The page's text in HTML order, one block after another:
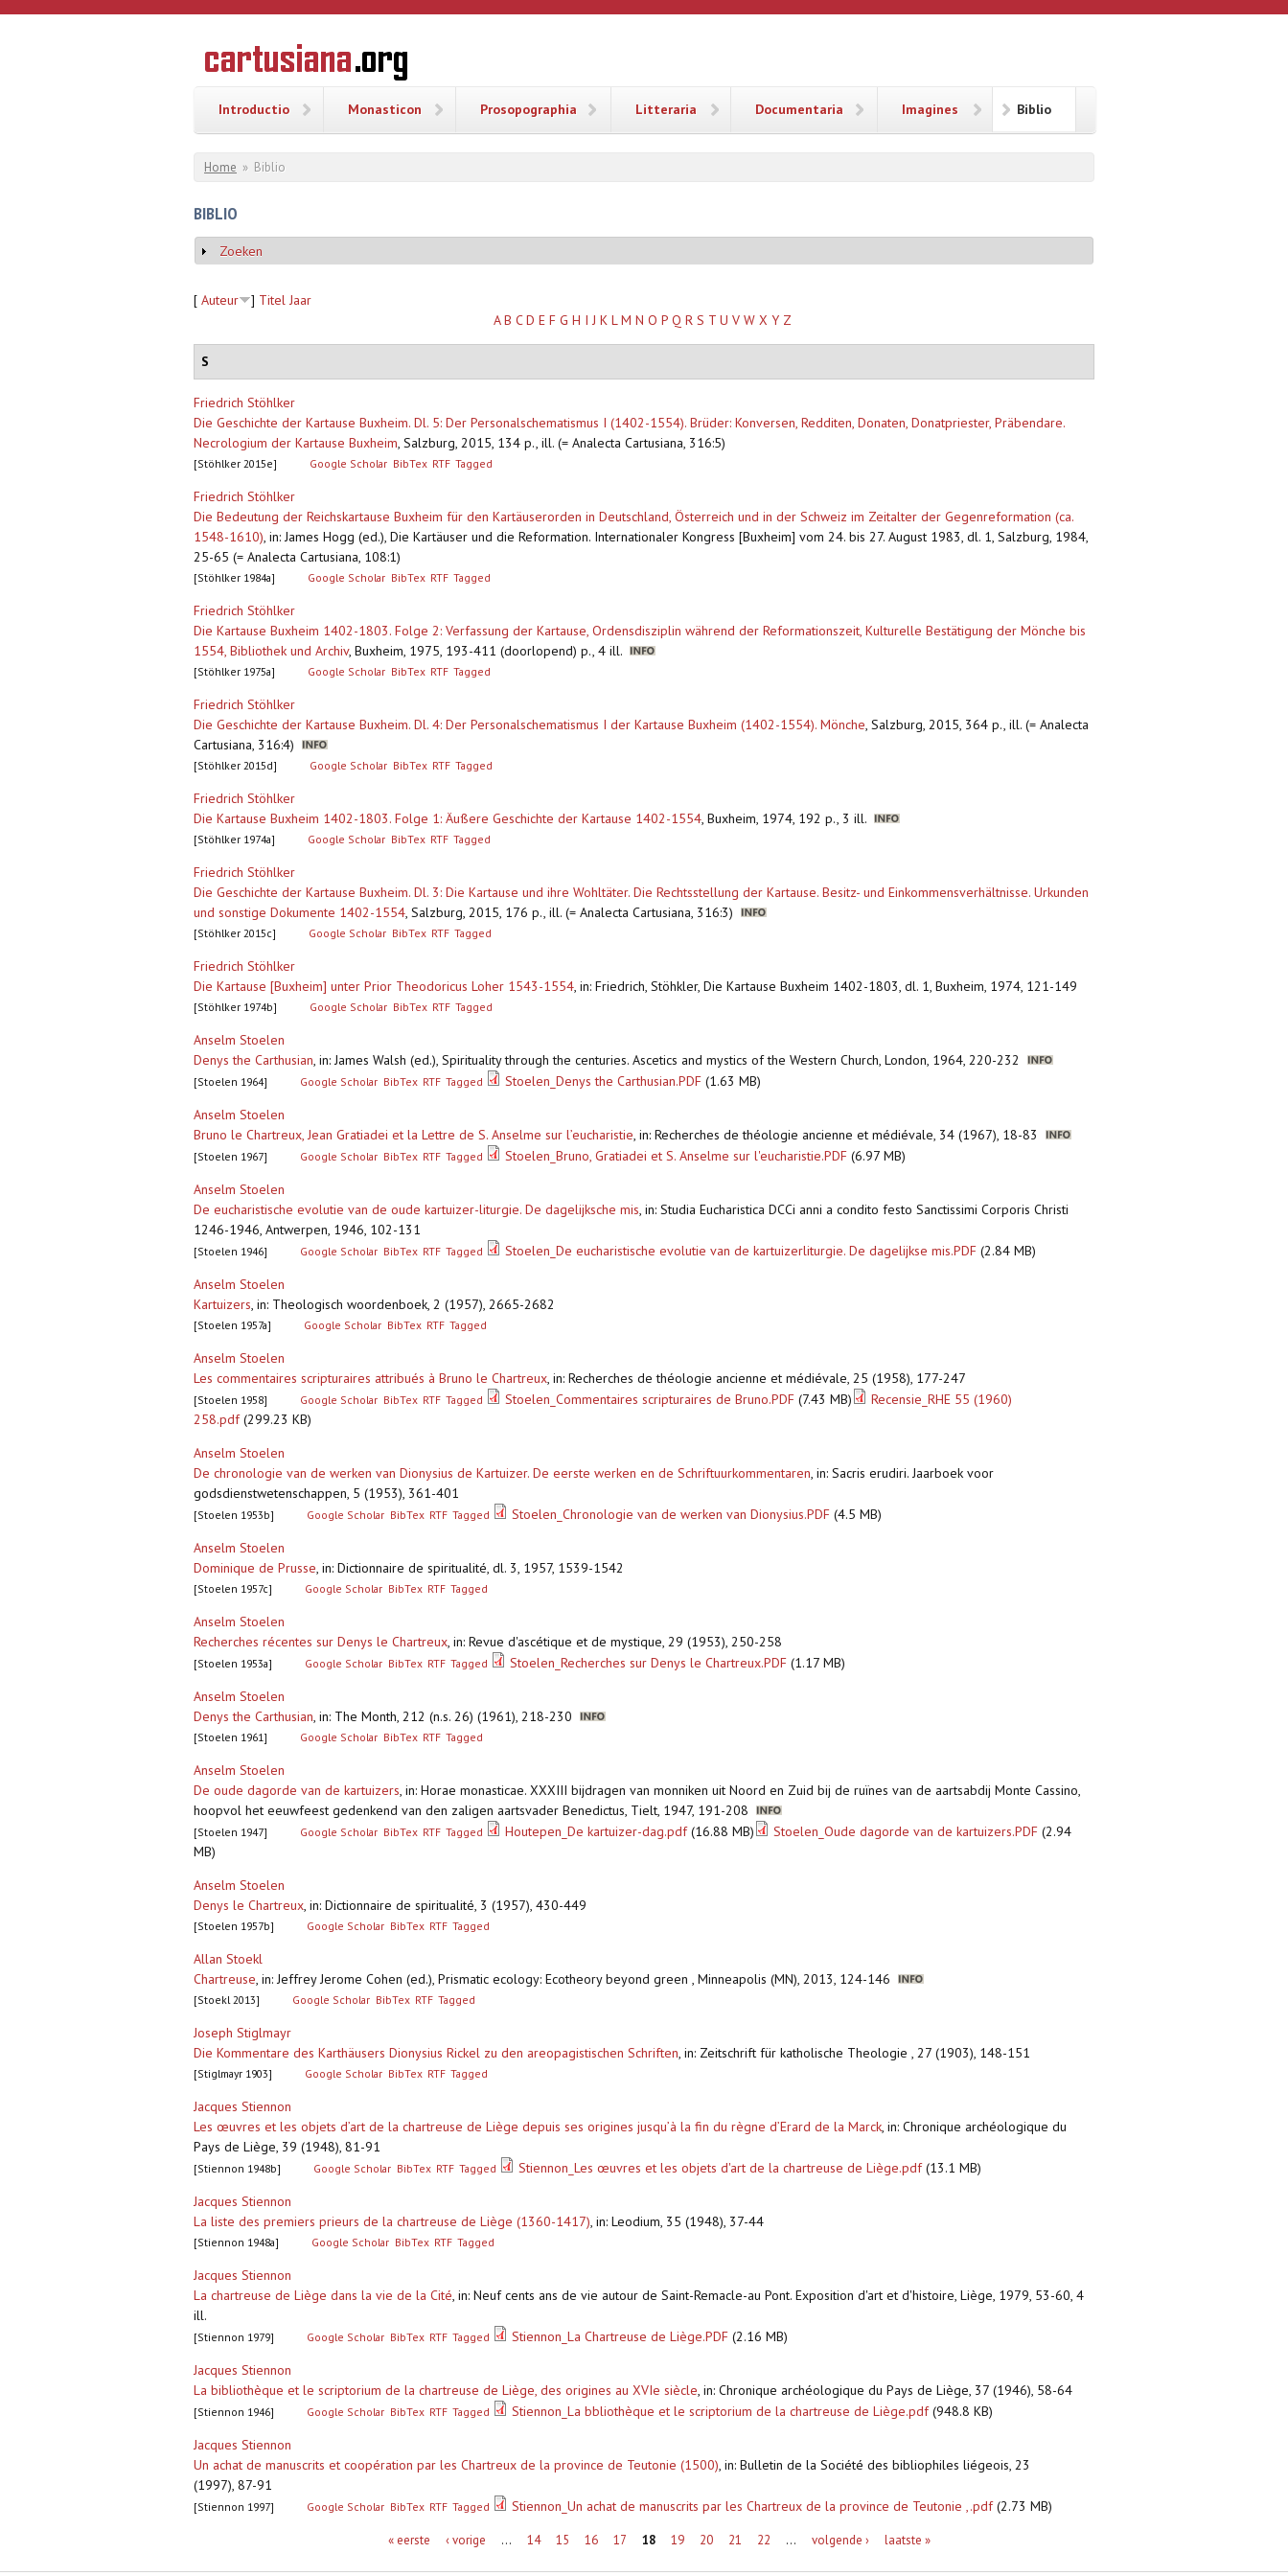
Overslaan en naar de inhoud gaan
CARTUSIANA
Geschiedenis
van de
Introductio Monasticon Prosopographia Litteraria Documentaria Imagines Biblio
U bent hier
Home » Biblio
BIBLIO
Weergeven
Zoeken
[ Auteur ] Titel Jaar
A B C D E F G H I J K L M N O P Q R S T U V W X Y Z
S
Friedrich Stöhlker
Die Geschichte der Kartause Buxheim. Dl. 5: Der Personalschematismus I (1402-1554). Brüder: Konversen, Redditen, Donaten, Donatpriester, Präbendare.
Necrologium der Kartause Buxheim, Salzburg, 2015, 134 p., ill. (= Analecta Cartusiana, 316:5)
[Stöhlker 2015e] Google Scholar BibTex RTF Tagged
Friedrich Stöhlker
Die Bedeutung der Reichskartause Buxheim für den Kartäuserorden in Deutschland, Österreich und in der Schweiz im Zeitalter der Gegenreformation (ca.
1548-1610), in: James Hogg (ed.), Die Kartäuser und die Reformation. Internationaler Kongress [Buxheim] vom 24. bis 27. August 1983, dl. 1, Salzburg, 1984,
25-65 (= Analecta Cartusiana, 108:1)
[Stöhlker 1984a] Google Scholar BibTex RTF Tagged
Friedrich Stöhlker
Die Kartause Buxheim 1402-1803. Folge 2: Verfassung der Kartause, Ordensdisziplin während der Reformationszeit, Kulturelle Bestätigung der Mönche bis
1554, Bibliothek und Archiv, Buxheim, 1975, 193-411 (doorlopend) p., 4 ill.
[Stöhlker 1975a] Google Scholar BibTex RTF Tagged
Friedrich Stöhlker
Die Geschichte der Kartause Buxheim. Dl. 4: Der Personalschematismus I der Kartause Buxheim (1402-1554). Mönche, Salzburg, 2015, 364 p., ill. (= Analecta
Cartusiana, 316:4)
[Stöhlker 2015d] Google Scholar BibTex RTF Tagged
Friedrich Stöhlker
Die Kartause Buxheim 1402-1803. Folge 1: Äußere Geschichte der Kartause 1402-1554, Buxheim, 1974, 192 p., 3 ill.
[Stöhlker 1974a] Google Scholar BibTex RTF Tagged
Friedrich Stöhlker
Die Geschichte der Kartause Buxheim. Dl. 3: Die Kartause und ihre Wohltäter. Die Rechtsstellung der Kartause. Besitz- und Einkommensverhältnisse. Urkunden
und sonstige Dokumente 1402-1554, Salzburg, 2015, 176 p., ill. (= Analecta Cartusiana, 316:3)
[Stöhlker 2015c] Google Scholar BibTex RTF Tagged
Friedrich Stöhlker
Die Kartause [Buxheim] unter Prior Theodoricus Loher 1543-1554, in: Friedrich, Stöhkler, Die Kartause Buxheim 1402-1803, dl. 1, Buxheim, 1974, 121-149
[Stöhlker 1974b] Google Scholar BibTex RTF Tagged
Anselm Stoelen
Denys the Carthusian, in: James Walsh (ed.), Spirituality through the centuries. Ascetics and mystics of the Western Church, London, 1964, 220-232
[Stoelen 1964] Google Scholar BibTex RTF Tagged Stoelen_Denys the Carthusian.PDF (1.63 MB)
Anselm Stoelen
Bruno le Chartreux, Jean Gratiadei et la Lettre de S. Anselme sur l’eucharistie, in: Recherches de théologie ancienne et médiévale, 34 (1967), 18-83
[Stoelen 1967] Google Scholar BibTex RTF Tagged Stoelen_Bruno, Gratiadei et S. Anselme sur l'eucharistie.PDF (6.97 MB)
Anselm Stoelen
De eucharistische evolutie van de oude kartuizer-liturgie. De dagelijksche mis, in: Studia Eucharistica DCCi anni a condito festo Sanctissimi Corporis Christi
1246-1946, Antwerpen, 1946, 102-131
[Stoelen 1946] Google Scholar BibTex RTF Tagged Stoelen_De eucharistische evolutie van de kartuizerliturgie. De dagelijkse mis.PDF (2.84 MB)
Anselm Stoelen
Kartuizers, in: Theologisch woordenboek, 2 (1957), 2665-2682
[Stoelen 1957a] Google Scholar BibTex RTF Tagged
Anselm Stoelen
Les commentaires scripturaires attribués à Bruno le Chartreux, in: Recherches de théologie ancienne et médiévale, 25 (1958), 177-247
[Stoelen 1958] Google Scholar BibTex RTF Tagged Stoelen_Commentaires scripturaires de Bruno.PDF (7.43 MB)
Recensie_RHE 55 (1960)
258.pdf(299.23 KB)
Anselm Stoelen
De chronologie van de werken van Dionysius de Kartuizer. De eerste werken en de Schriftuurkommentaren, in: Sacris erudiri. Jaarboek voor
godsdienstwetenschappen, 5 (1953), 361-401
[Stoelen 1953b] Google Scholar BibTex RTF Tagged Stoelen_Chronologie van de werken van Dionysius.PDF (4.5 MB)
Anselm Stoelen
Dominique de Prusse, in: Dictionnaire de spiritualité, dl. 3, 1957, 1539-1542
[Stoelen 1957c] Google Scholar BibTex RTF Tagged
Anselm Stoelen
Recherches récentes sur Denys le Chartreux, in: Revue d'ascétique et de mystique, 29 (1953), 250-258
[Stoelen 1953a] Google Scholar BibTex RTF Tagged Stoelen_Recherches sur Denys le Chartreux.PDF (1.17 MB)
Anselm Stoelen
Denys the Carthusian, in: The Month, 212 (n.s. 26) (1961), 218-230
[Stoelen 1961] Google Scholar BibTex RTF Tagged
Anselm Stoelen
De oude dagorde van de kartuizers, in: Horae monasticae. XXXIII bijdragen van monniken uit Noord en Zuid bij de ruïnes van de aartsabdij Monte Cassino,
hoopvol het eeuwfeest gedenkend van den zaligen aartsvader Benedictus, Tielt, 1947, 191-208
[Stoelen 1947] Google Scholar BibTex RTF Tagged Houtepen_De kartuizer-dag.pdf(16.88 MB) Stoelen_Oude dagorde van de kartuizers.PDF (2.94
MB)
Anselm Stoelen
Denys le Chartreux, in: Dictionnaire de spiritualité, 3 (1957), 430-449
[Stoelen 1957b] Google Scholar BibTex RTF Tagged
Allan Stoekl
Chartreuse, in: Jeffrey Jerome Cohen (ed.), Prismatic ecology: Ecotheory beyond green , Minneapolis (MN), 2013, 124-146
[Stoekl 2013] Google Scholar BibTex RTF Tagged
Joseph Stiglmayr
Die Kommentare des Karthäusers Dionysius Rickel zu den areopagistischen Schriften, in: Zeitschrift für katholische Theologie , 27 (1903), 148-151
[Stiglmayr 1903] Google Scholar BibTex RTF Tagged
Jacques Stiennon
Les œuvres et les objets d’art de la chartreuse de Liège depuis ses origines jusqu’à la fin du règne d’Erard de la Marck, in: Chronique archéologique du
Pays de Liège, 39 (1948), 81-91
[Stiennon 1948b] Google Scholar BibTex RTF Tagged Stiennon_Les œuvres et les objets d'art de la chartreuse de Liège.pdf(13.1 MB)
Jacques Stiennon
La liste des premiers prieurs de la chartreuse de Liège (1360-1417), in: Leodium, 35 (1948), 37-44
[Stiennon 1948a] Google Scholar BibTex RTF Tagged
Jacques Stiennon
La chartreuse de Liège dans la vie de la Cité, in: Neuf cents ans de vie autour de Saint-Remacle-au Pont. Exposition d'art et d'histoire, Liège, 1979, 53-60, 4
ill.
[Stiennon 1979] Google Scholar BibTex RTF Tagged Stiennon_La Chartreuse de Liège.PDF (2.16 MB)
Jacques Stiennon
La bibliothèque et le scriptorium de la chartreuse de Liège, des origines au XVIe siècle, in: Chronique archéologique du Pays de Liège, 37 (1946), 58-64
[Stiennon 1946] Google Scholar BibTex RTF Tagged Stiennon_La bbliothèque et le scriptorium de la chartreuse de Liège.pdf(948.8 KB)
Jacques Stiennon
Un achat de manuscrits et coopération par les Chartreux de la province de Teutonie (1500), in: Bulletin de la Société des bibliophiles liégeois, 23
(1997), 87-91
[Stiennon 1997] Google Scholar BibTex RTF Tagged Stiennon_Un achat de manuscrits par les Chartreux de la province de Teutonie ,.pdf(2.73 MB)
« eerste ‹ vorige … 14 15 16 17 18 19 20 21 22 … volgende › laatste »